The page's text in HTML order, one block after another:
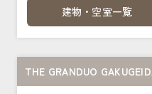
建物・空室一覧
THE GRANDUO